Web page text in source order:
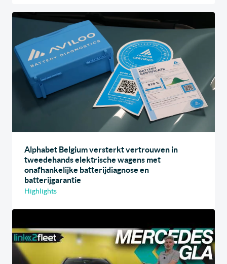
Alphabet Belgium versterkt vertrouwen in
tweedehands elektrische wagens met
onafhankelijke batterijdiagnose en
batterijgarantie
Highlights